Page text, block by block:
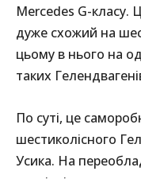
Mercedes G-класу.
дуже схожий на
цьому в нього на
таких
По суті, це
шестиколісного
Усика. На